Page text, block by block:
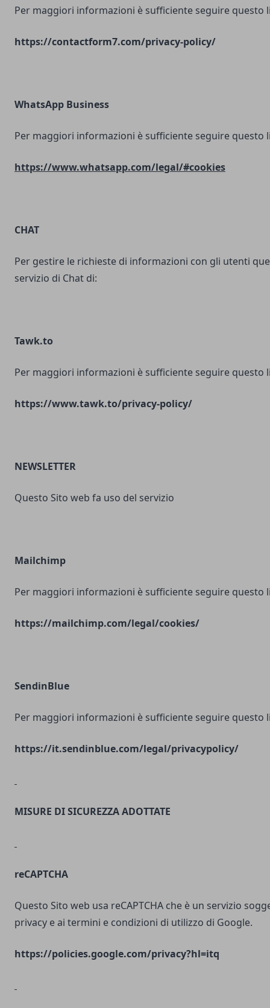
Per maggiori informazioni è sufficiente seguire questo
https://contactform7.com/privacy-policy/
WhatsApp Business
Per maggiori informazioni è sufficiente seguire questo
https://www.whatsapp.com/legal/#cookies
CHAT
Per gestire le richieste di informazioni con gli utenti
servizio di Chat di:
Tawk.to
Per maggiori informazioni è sufficiente seguire questo
https://www.tawk.to/privacy-policy/
NEWSLETTER
Questo Sito web fa uso del servizio
Mailchimp
Per maggiori informazioni è sufficiente seguire questo
https://mailchimp.com/legal/cookies/
SendinBlue
Per maggiori informazioni è sufficiente seguire questo
https://it.sendinblue.com/legal/privacypolicy/
MISURE DI SICUREZZA ADOTTATE
reCAPTCHA
Questo Sito web usa reCAPTCHA che è un servizio
privacy e ai termini e condizioni di utilizzo di Google.
https://policies.google.com/privacy?hl=itq